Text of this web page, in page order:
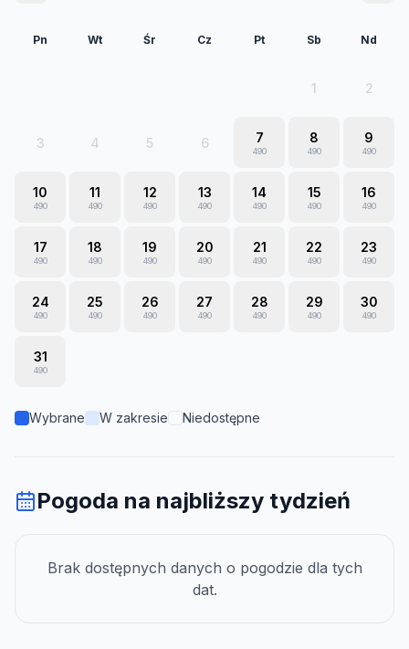
Pn Wt Śr Cz Pt Sb Nd
1 2
3 4 5 6 7
490
8
490
9
490
10
490
11
490
12
490
13
490
14
490
15
490
16
490
17
490
18
490
19
490
20
490
21
490
22
490
23
490
24
490
25
490
26
490
27
490
28
490
29
490
30
490
31
490
Wybrane W zakresie Niedostępne
Pogoda na najbliższy tydzień
Brak dostępnych danych o pogodzie dla tych
dat.